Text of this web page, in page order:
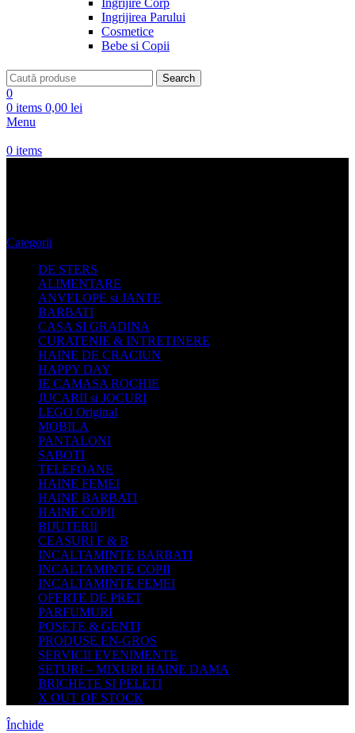
Ingrijire Corp
Ingrijirea Parului
Cosmetice
Bebe si Copii
Search
0
0 items 0,00 lei
Menu
0 items
Categorii
DE STERS
ALIMENTARE
ANVELOPE si JANTE
BARBATI
CASA SI GRADINA
CURATENIE & INTRETINERE
HAINE DE CRACIUN
HAPPY DAY
IE CAMASA ROCHIE
JUCARII si JOCURI
LEGO Original
MOBILA
PANTALONI
SABOTI
TELEFOANE
HAINE FEMEI
HAINE BARBATI
HAINE COPII
BIJUTERII
CEASURI F & B
INCALTAMINTE BARBATI
INCALTAMINTE COPII
INCALTAMINTE FEMEI
OFERTE DE PRET
PARFUMURI
POSETE & GENTI
PRODUSE EN-GROS
SERVICII EVENIMENTE
SETURI – MIXURI HAINE DAMA
BRICHETE SI PELETI
X OUT OF STOCK
Închide